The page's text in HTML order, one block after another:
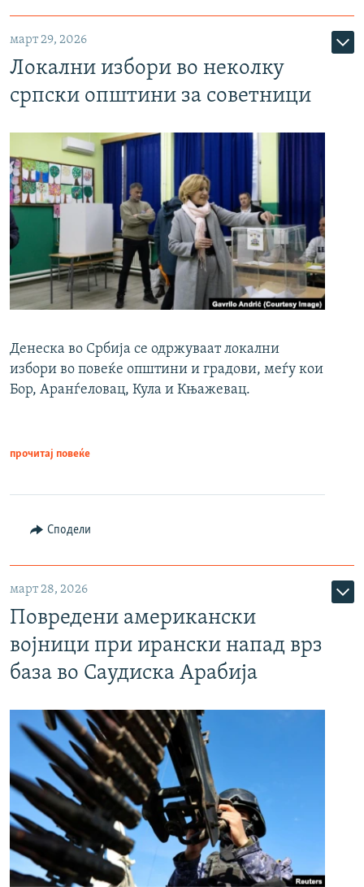
март 29, 2026
Локални избори во неколку
српски општини за советници
Денеска во Србија се одржуваат локални
избори во повеќе општини и градови, меѓу кои
Бор, Аранѓеловац, Кула и Књажевац.
прочитај повеќе
Сподели
март 28, 2026
Повредени американски
војници при ирански напад врз
база во Саудиска Арабија